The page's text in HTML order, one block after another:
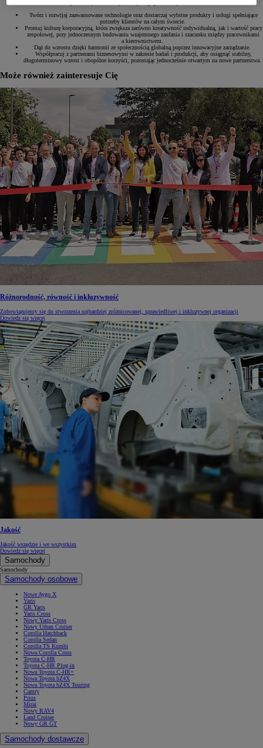
Twórz i rozwijaj zaawansowane technologie oraz dostarczaj wybitne produkty i usługi spełniające
potrzeby klientów na całym świecie.
Promuj kulturę korporacyjną, która zwiększa zarówno kreatywność indywidualną, jak i wartość pracy
zespołowej, przy jednoczesnym budowaniu wzajemnego zaufania i szacunku między pracownikami
a kierownictwem.
Dąż do wzrostu dzięki harmonii ze społecznością globalną poprzez innowacyjne zarządzanie.
Współpracuj z partnerami biznesowymi w zakresie badań i produkcji, aby osiągnąć stabilny,
długoterminowy wzrost i obopólne korzyści, pozostając jednocześnie otwartym na nowe partnerstwa.
Może również zainteresuje Cię
Różnorodność, równość i inkluzywność
Zobowiązujemy się do stworzenia najbardziej zróżnicowanej, sprawiedliwej i inkluzywnej organizacji
Dowiedz się więcej
Jakość
Jakość wszędzie i we wszystkim
Dowiedz się więcej
Samochody
Samochody
Samochody osobowe
Nowe Aygo X
Yaris
GR Yaris
Yaris Cross
Nowy Yaris Cross
Nowy Urban Cruiser
Corolla Hatchback
Corolla Sedan
Corolla TS Kombi
Nowa Corolla Cross
Toyota C-HR
Toyota C-HR Plug-in
Nowa Toyota C-HR+
Nowa Toyota bZ4X
Nowa Toyota bZ4X Touring
Camry
Prius
Mirai
Nowy RAV4
Land Cruiser
Nowy GR GT
Samochody dostawcze